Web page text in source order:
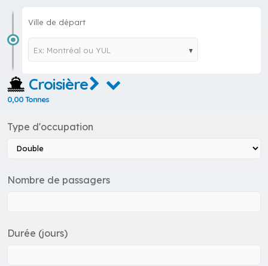
Ville de départ
Ex: Montréal ou YUL
Croisière
0,00 Tonnes
Type d'occupation
Nombre de passagers
Durée (jours)